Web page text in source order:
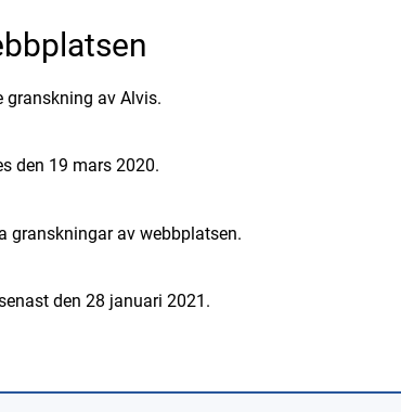
granskning av Alvis.
den 19 mars 2020.
granskningar av webbplatsen.
den 28 januari 2021.